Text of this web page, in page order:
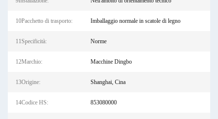
10Pacchetto di trasporto: Imballaggio normale in scatole di legno
11Specificità: Norme
12Marchio: Macchine Dingbo
13Origine: Shanghai, Cina
14Codice HS: 853080000